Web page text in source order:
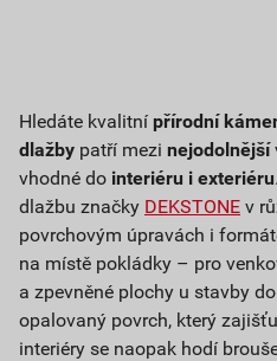
Hledáte kvalitní přírodní
dlažby patří mezi nejodolnější
vhodné do interiéru i exteriéru
dlažbu značky DEKSTONE v
povrchovým úpravách i
na místě pokládky – pro
a zpevněné plochy u stavby
opalovaný povrch, který
interiéry se naopak hodí